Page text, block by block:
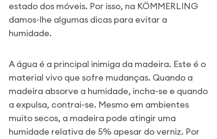
estado dos móveis. Por isso, na KÖMMERLING
damos-lhe algumas dicas para evitar a
humidade.
A água é a principal inimiga da madeira. Este é o
material vivo que sofre mudanças. Quando a
madeira absorve a humidade, incha-se e quando
a expulsa, contrai-se. Mesmo em ambientes
muito secos, a madeira pode atingir uma
humidade relativa de 5% apesar do verniz. Por